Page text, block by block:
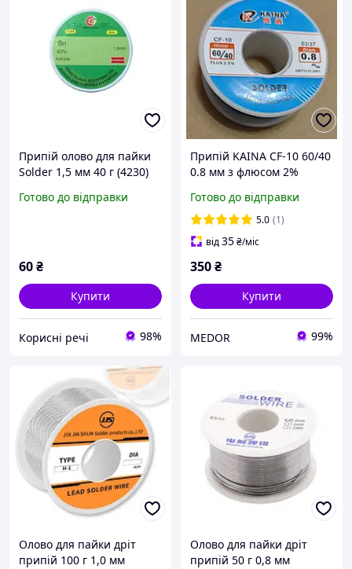
Припій олово для пайки
Solder 1,5 мм 40 г (4230)
Готово до відправки
60₴
Купити
Корисні речі 98%
Припій KAINA CF-10 60/40
0.8 мм з флюсом 2%
Готово до відправки
5.0 (1)
від35₴/міс
350₴
Купити
MEDOR 99%
Олово для пайки дріт
припій 100 г 1,0 мм
Олово для пайки дріт
припій 50 г 0,8 мм